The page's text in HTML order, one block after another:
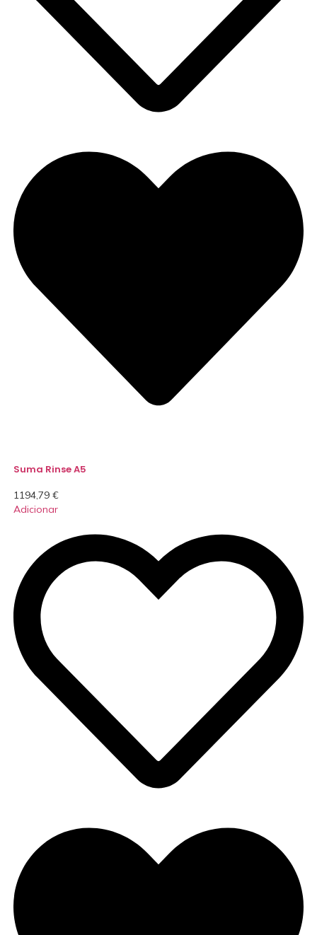
Suma Rinse A5
1194,79 €
Adicionar